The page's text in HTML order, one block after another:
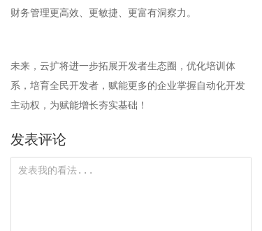
财务管理更高效、更敏捷、更富有洞察力。
未来，云扩将进一步拓展开发者生态圈，优化培训体
系，培育全民开发者，赋能更多的企业掌握自动化开发
主动权，为赋能增长夯实基础！
发表评论